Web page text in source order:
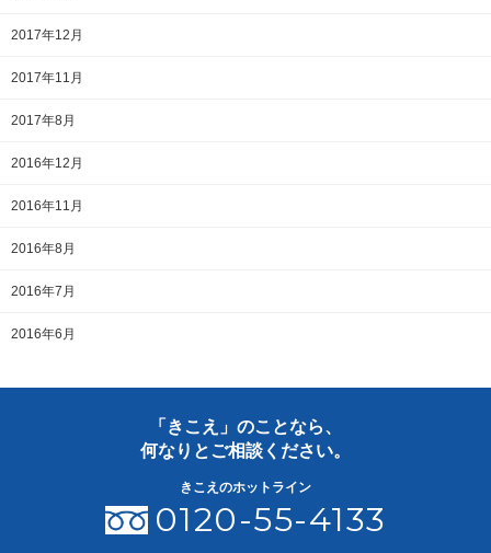
2017年12月
2017年11月
2017年8月
2016年12月
2016年11月
2016年8月
2016年7月
2016年6月
「きこえ」のことなら、
何なりとご相談ください。
きこえのホットライン
0120-55-4133